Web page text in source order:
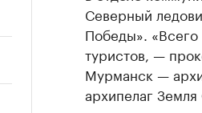
Северный
Победы». «Всего
туристов, —
Мурманск —
архипелаг